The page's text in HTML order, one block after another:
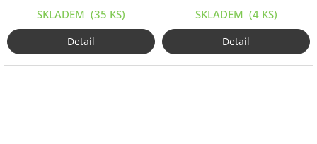
SKLADEM (35 KS)
Detail
SKLADEM (4 KS)
Detail